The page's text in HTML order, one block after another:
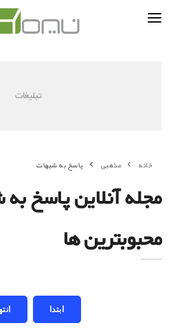
تبلیغات
خانه مذهبی پاسخ به شبهات
مجله آنلاین پاسخ
محبوبترین ها